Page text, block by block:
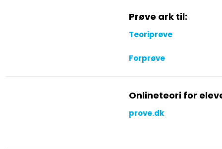
Prøve ark til:
Teoriprøve
Forprøve
Onlineteori for
prove.dk